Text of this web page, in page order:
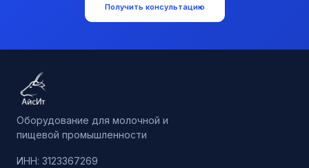
Получить консультацию
Оборудование для молочной и
пищевой промышленности
ИНН: 3123367269